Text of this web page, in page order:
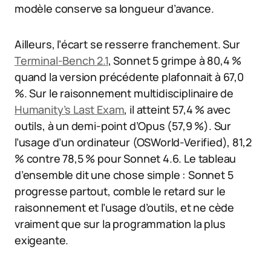
modèle conserve sa longueur d’avance.
Ailleurs, l’écart se resserre franchement. Sur
Terminal-Bench 2.1, Sonnet 5 grimpe à 80,4 %
quand la version précédente plafonnait à 67,0
%. Sur le raisonnement multidisciplinaire de
Humanity’s Last Exam, il atteint 57,4 % avec
outils, à un demi-point d’Opus (57,9 %). Sur
l’usage d’un ordinateur (OSWorld-Verified), 81,2
% contre 78,5 % pour Sonnet 4.6. Le tableau
d’ensemble dit une chose simple : Sonnet 5
progresse partout, comble le retard sur le
raisonnement et l’usage d’outils, et ne cède
vraiment que sur la programmation la plus
exigeante.